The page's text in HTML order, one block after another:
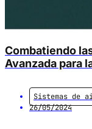
Combatiendo
Avanzada para
Sistemas de
26/05/2024